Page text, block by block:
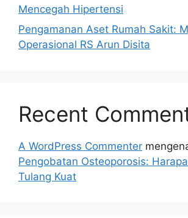
Mencegah Hipertensi
Pengamanan Aset Rumah Sakit:
Operasional RS Arun Disita
Recent
A WordPress Commenter
Pengobatan Osteoporosis:
Tulang Kuat